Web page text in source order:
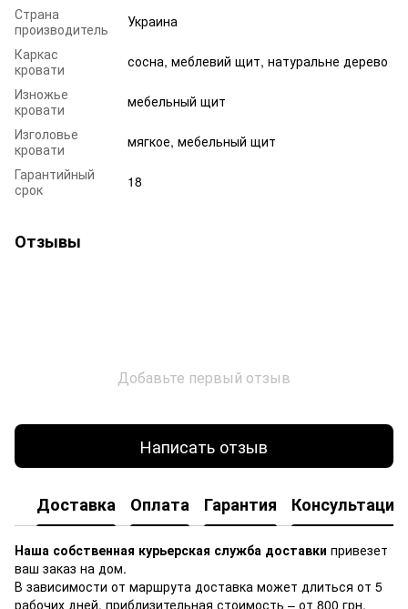
Страна
производитель
Украина
Каркас
кровати
сосна, меблевий щит, натуральне дерево
Изножье
кровати
мебельный щит
Изголовье
кровати
мягкое, мебельный щит
Гарантийный
срок
18
Отзывы
Добавьте первый отзыв
Написать отзыв
Доставка Оплата Гарантия Консультация
Наша собственная курьерская служба доставки привезет
ваш заказ на дом.
В зависимости от маршрута доставка может длиться от 5
рабочих дней, приблизительная стоимость – от 800 грн.